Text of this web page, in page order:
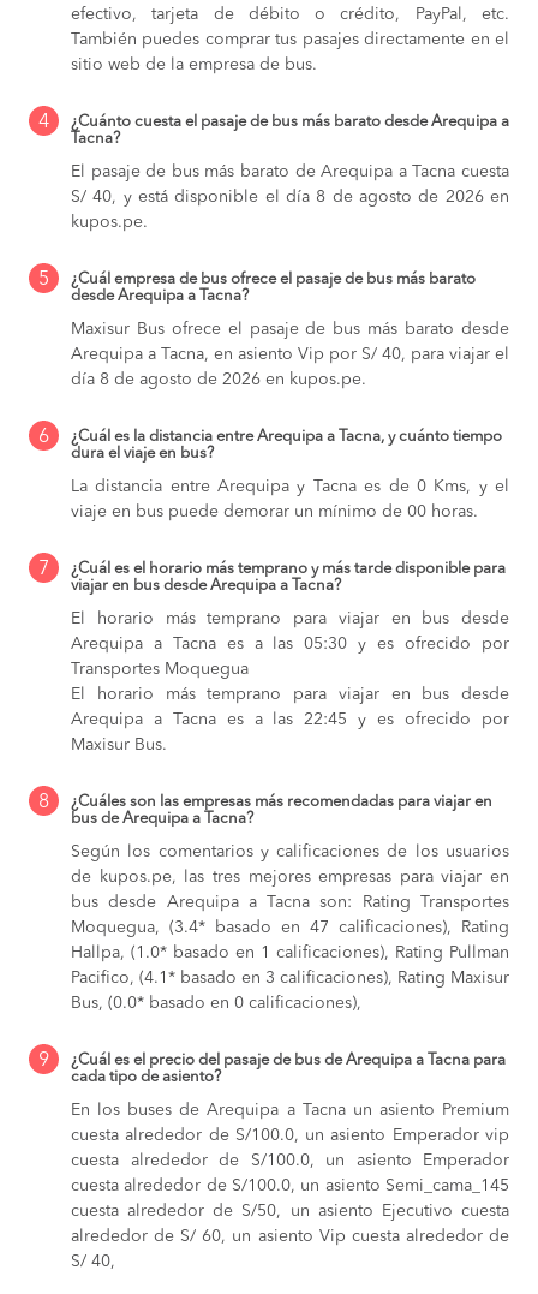
efectivo, tarjeta de débito o crédito, PayPal, etc.
También puedes comprar tus pasajes directamente en el
sitio web de la empresa de bus.
4
¿Cuánto cuesta el pasaje de bus más barato desde Arequipa a
Tacna?
El pasaje de bus más barato de Arequipa a Tacna cuesta
S/ 40, y está disponible el día 8 de agosto de 2026 en
kupos.pe.
5
¿Cuál empresa de bus ofrece el pasaje de bus más barato
desde Arequipa a Tacna?
Maxisur Bus ofrece el pasaje de bus más barato desde
Arequipa a Tacna, en asiento Vip por S/ 40, para viajar el
día 8 de agosto de 2026 en kupos.pe.
6
¿Cuál es la distancia entre Arequipa a Tacna, y cuánto tiempo
dura el viaje en bus?
La distancia entre Arequipa y Tacna es de 0 Kms, y el
viaje en bus puede demorar un mínimo de 00 horas.
7
¿Cuál es el horario más temprano y más tarde disponible para
viajar en bus desde Arequipa a Tacna?
El horario más temprano para viajar en bus desde
Arequipa a Tacna es a las 05:30 y es ofrecido por
Transportes Moquegua
El horario más temprano para viajar en bus desde
Arequipa a Tacna es a las 22:45 y es ofrecido por
Maxisur Bus.
8
¿Cuáles son las empresas más recomendadas para viajar en
bus de Arequipa a Tacna?
Según los comentarios y calificaciones de los usuarios
de kupos.pe, las tres mejores empresas para viajar en
bus desde Arequipa a Tacna son: Rating Transportes
Moquegua, (3.4* basado en 47 calificaciones), Rating
Hallpa, (1.0* basado en 1 calificaciones), Rating Pullman
Pacifico, (4.1* basado en 3 calificaciones), Rating Maxisur
Bus, (0.0* basado en 0 calificaciones),
9
¿Cuál es el precio del pasaje de bus de Arequipa a Tacna para
cada tipo de asiento?
En los buses de Arequipa a Tacna un asiento Premium
cuesta alrededor de S/100.0, un asiento Emperador vip
cuesta alrededor de S/100.0, un asiento Emperador
cuesta alrededor de S/100.0, un asiento Semi_cama_145
cuesta alrededor de S/50,
un asiento Ejecutivo cuesta
alrededor de S/ 60, un asiento Vip cuesta alrededor de
S/ 40,